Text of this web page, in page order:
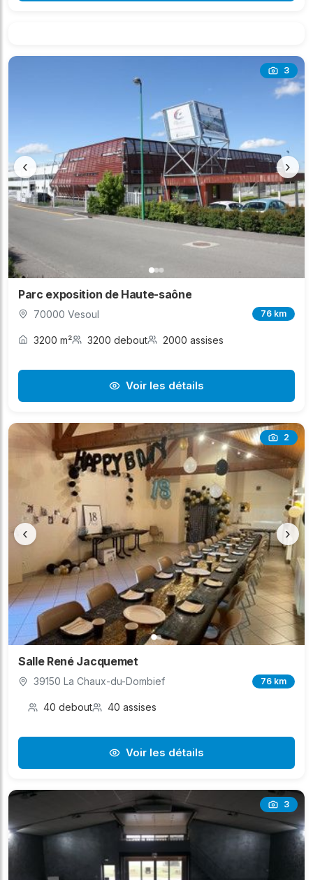
3
‹ ›
Parc exposition de Haute-saône
70000 Vesoul 76 km
3200 m² 3200 debout 2000 assises
Voir les détails
2
‹ ›
Salle René Jacquemet
39150 La Chaux-du-Dombief 76 km
40 debout 40 assises
Voir les détails
3